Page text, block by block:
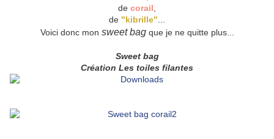
de corail
de "kibrille"
Voici donc mon sweet bagque je ne quitte plus...
Sweet bag
Création Les toiles filantes